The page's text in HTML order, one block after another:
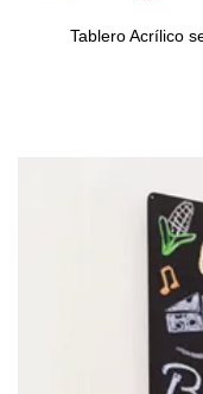
Tablero Acrílico